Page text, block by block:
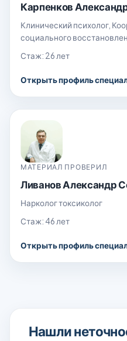
Карпенков
Клинический психолог,
социального
Стаж: 26 лет
Открыть профиль
МАТЕРИАЛ ПРОВЕРИЛ
Ливанов Александр
Нарколог токсиколог
Стаж: 46 лет
Открыть профиль
Нашли